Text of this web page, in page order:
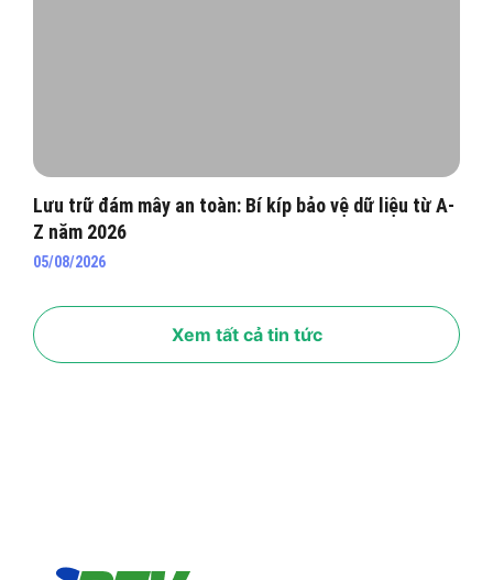
Lưu trữ đám mây an toàn: Bí kíp bảo vệ dữ liệu từ A-
Z năm 2026
05/08/2026
Xem tất cả tin tức